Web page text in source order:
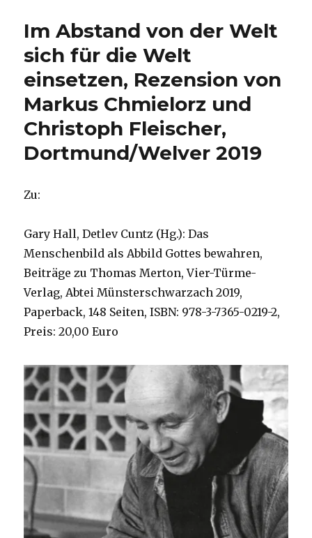
Im Abstand von der Welt
sich für die Welt
einsetzen, Rezension von
Markus Chmielorz und
Christoph Fleischer,
Dortmund/Welver 2019
Zu:
Gary Hall, Detlev Cuntz (Hg.): Das
Menschenbild als Abbild Gottes bewahren,
Beiträge zu Thomas Merton, Vier-Türme-
Verlag, Abtei Münsterschwarzach 2019,
Paperback, 148 Seiten, ISBN: 978-3-7365-0219-2,
Preis: 20,00 Euro